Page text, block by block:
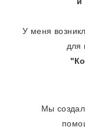
У меня
для
Мы